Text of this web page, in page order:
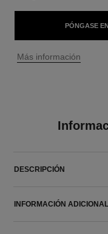
PÓNGASE
↩
Más información
DESCRIPCIÓN
INFORMACIÓN ADICIONAL